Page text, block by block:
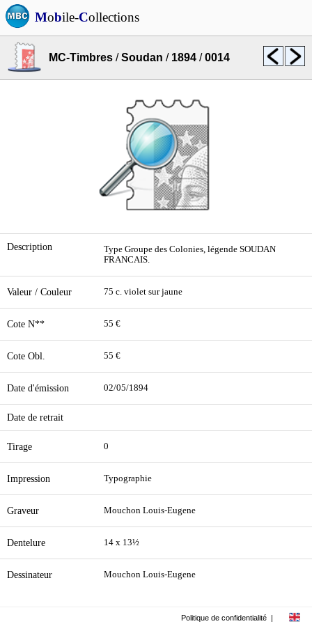
Mobile-Collections
MC-Timbres /Soudan / 1894 /0014
Description
Type Groupe des Colonies, légende SOUDAN
FRANCAIS.
Valeur / Couleur 75 c. violet sur jaune
Cote N** 55 €
Cote Obl. 55 €
Date d'émission 02/05/1894
Date de retrait
Tirage 0
Impression Typographie
Graveur Mouchon Louis-Eugene
Dentelure 14 x 13½
Dessinateur Mouchon Louis-Eugene
Politique de confidentialité |